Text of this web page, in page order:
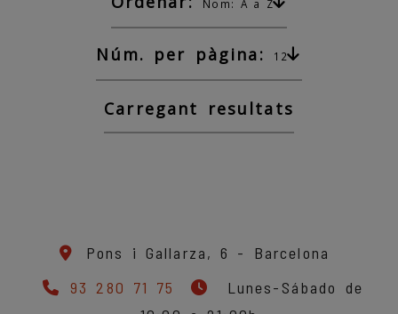
Nom: A a Z
Núm. per pàgina: 12
Carregant resultats
Pons i Gallarza, 6 - Barcelona
93 280 71 75
Lunes-Sábado de